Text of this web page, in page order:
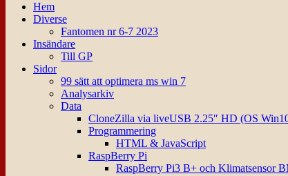
Hem
Diverse
Fantomen nr 6-7 2023
Insändare
Till GP
Sidor
99 sätt att optimera ms win 7
Analysarkiv
Data
CloneZilla via liveUSB 2.25″ HD (OS
Programmering
HTML & JavaScript
RaspBerry Pi
RaspBerry Pi3 B+ och Klimatsensor